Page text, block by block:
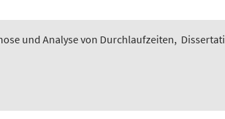
und Analyse von Durchlaufzeiten,